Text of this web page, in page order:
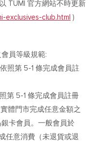
TUMI 官方網站不時更新
exclusives-club.html )
員等級規範:
照第 5-1 條完成會員註
第 5-1 條完成會員註冊
體門市完成任意金額之
卡會員。一般會員於
任意消費（未退貨或退